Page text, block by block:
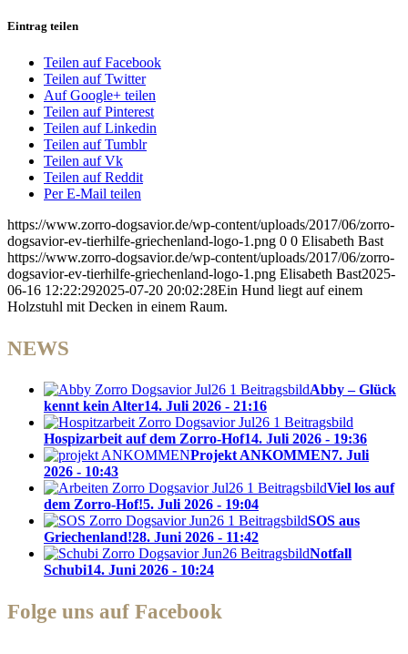
Eintrag teilen
Teilen auf Facebook
Teilen auf Twitter
Auf Google+ teilen
Teilen auf Pinterest
Teilen auf Linkedin
Teilen auf Tumblr
Teilen auf Vk
Teilen auf Reddit
Per E-Mail teilen
https://www.zorro-dogsavior.de/wp-content/uploads/2017/06/zorro-
dogsavior-ev-tierhilfe-griechenland-logo-1.png 0 0 Elisabeth Bast
https://www.zorro-dogsavior.de/wp-content/uploads/2017/06/zorro-
dogsavior-ev-tierhilfe-griechenland-logo-1.png Elisabeth Bast2025-
06-16 12:22:292025-07-20 20:02:28Ein Hund liegt auf einem
Holzstuhl mit Decken in einem Raum.
NEWS
Abby – Glück
kennt kein Alter14. Juli 2026 - 21:16
Hospizarbeit auf dem Zorro-Hof14. Juli 2026 - 19:36
Projekt ANKOMMEN7. Juli
2026 - 10:43
Viel los auf
dem Zorro-Hof!5. Juli 2026 - 19:04
SOS aus
Griechenland!28. Juni 2026 - 11:42
Notfall
Schubi14. Juni 2026 - 10:24
Folge uns auf Facebook